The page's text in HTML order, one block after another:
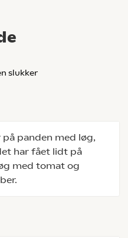
slukker
panden med løg,
har fået lidt på
med tomat og